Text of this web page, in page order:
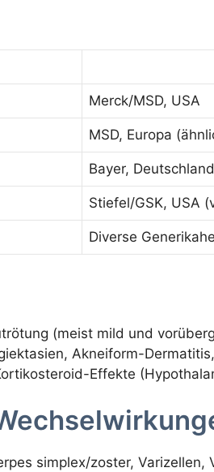
Merck/MSD, USA
MSD, Europa
Bayer,
Stiefel/GSK, USA
Diverse
(meist mild und
Akneiform-
Effekte
simplex/zoster,